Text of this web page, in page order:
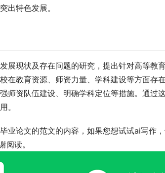
出特色发展。
展现状及存在问题的研究，提出针对高等教
在教育资源、师资力量、学科建设等方面存
师资队伍建设、明确学科定位等措施。通过
。
业论文的范文的内容，如果您想试试ai写作
阅读。